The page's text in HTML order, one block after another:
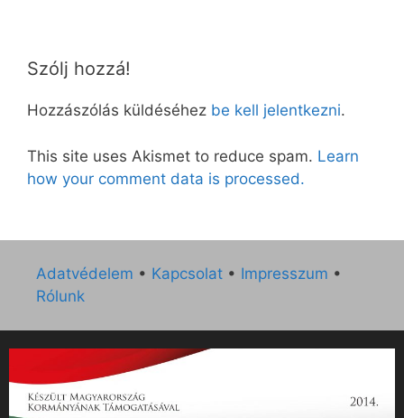
Szólj hozzá!
Hozzászólás küldéséhez be kell jelentkezni.
This site uses Akismet to reduce spam. Learn
how your comment data is processed.
Adatvédelem • Kapcsolat • Impresszum •
Rólunk